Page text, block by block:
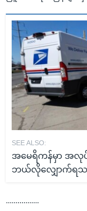
SEE ALSO:
အမေရိကန်မှာ အလု
ဘယ်လိုလျှောက်ရ
.................